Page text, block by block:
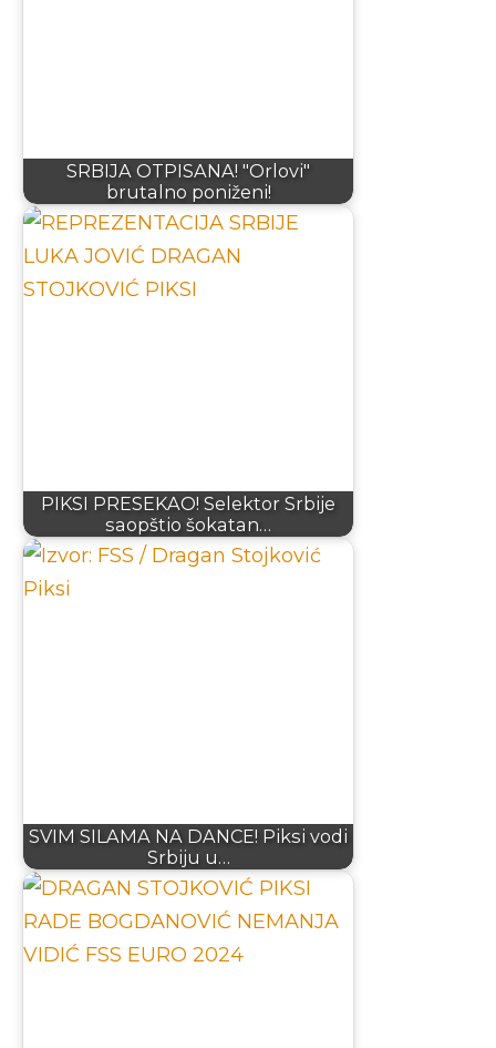
SRBIJA OTPISANA! "Orlovi"
brutalno poniženi!
PIKSI PRESEKAO! Selektor Srbije
saopštio šokatan…
SVIM SILAMA NA DANCE! Piksi vodi
Srbiju u…